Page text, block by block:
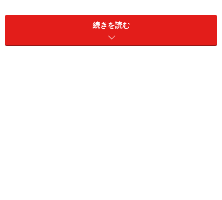
ーグ、バドワイザー、ギネスなどもよく売られていま
のはないのですが、タイガーもハイネケンもカールスバ
続きを読む